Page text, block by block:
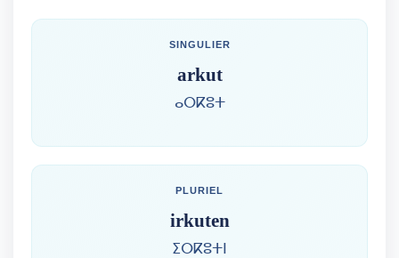
SINGULIER
arkut
ⴰⵔⴽⵓⵜ
PLURIEL
irkuten
ⵉⵔⴽⵓⵜⵏ